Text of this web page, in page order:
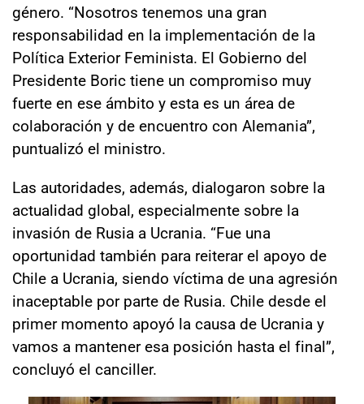
género. “Nosotros tenemos una gran
responsabilidad en la implementación de la
Política Exterior Feminista. El Gobierno del
Presidente Boric tiene un compromiso muy
fuerte en ese ámbito y esta es un área de
colaboración y de encuentro con Alemania”,
puntualizó el ministro.
Las autoridades, además, dialogaron sobre la
actualidad global, especialmente sobre la
invasión de Rusia a Ucrania. “Fue una
oportunidad también para reiterar el apoyo de
Chile a Ucrania, siendo víctima de una agresión
inaceptable por parte de Rusia. Chile desde el
primer momento apoyó la causa de Ucrania y
vamos a mantener esa posición hasta el final”,
concluyó el canciller.